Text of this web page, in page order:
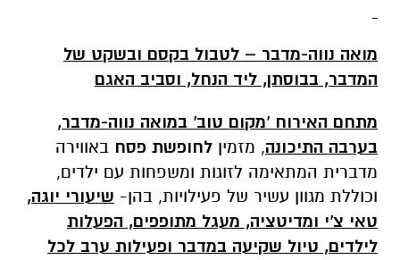
מואה נווה-מדבר – לטבול בקסם ובשקט של
המדבר, בבוסתן, ליד הנחל, וסביב האגם
מתחם האירוח 'מקום טוב' במואה נווה-מדבר,
בערבה התיכונה, מזמין לחופשת פסח באווירה
מדברית המתאימה לזוגות ומשפחות עם ילדים,
וכוללת מגוון עשיר של פעילויות, בהן- שיעורי יוגה,
טאי צ'י ומדיטציה, מעגל מתופפים, הפעלות
לילדים, טיול שקיעה במדבר ופעילות ערב לכל